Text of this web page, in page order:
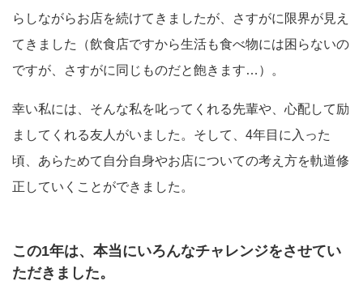
らしながらお店を続けてきましたが、さすがに限界が見え
てきました（飲食店ですから生活も食べ物には困らないの
ですが、さすがに同じものだと飽きます…）。
幸い私には、そんな私を叱ってくれる先輩や、心配して励
ましてくれる友人がいました。そして、4年目に入った
頃、あらためて自分自身やお店についての考え方を軌道修
正していくことができました。
この1年は、本当にいろんなチャレンジをさせてい
ただきました。